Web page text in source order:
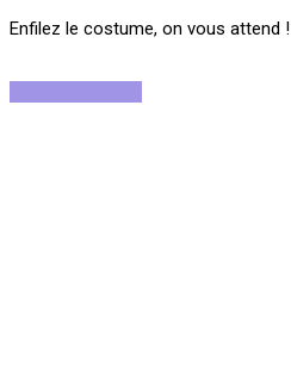
Enfilez le costume, on vous attend !